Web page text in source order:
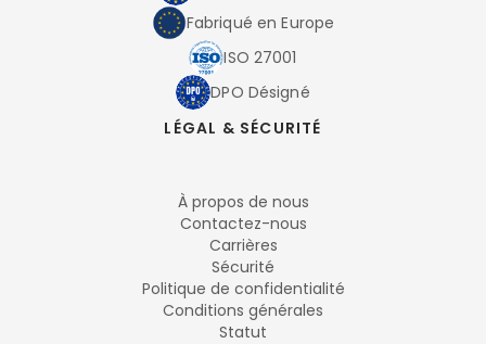
Fabriqué en Europe
ISO 27001
DPO Désigné
LÉGAL & SÉCURITÉ
À propos de nous
Contactez-nous
Carrières
Sécurité
Politique de confidentialité
Conditions générales
Statut